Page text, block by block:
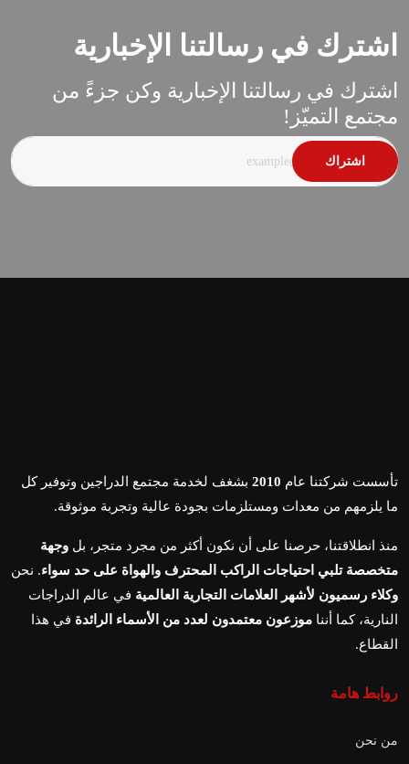
اشترك في رسالتنا الإخبارية
اشترك في رسالتنا الإخبارية وكن جزءً من
مجتمع التميّز!
اشتراك
تأسست شركتنا عام 2010 بشغف لخدمة مجتمع الدراجين وتوفير كل
ما يلزمهم من معدات ومستلزمات بجودة عالية وتجربة موثوقة.
منذ انطلاقتنا، حرصنا على أن نكون أكثر من مجرد متجر، بل وجهة
متخصصة تلبي احتياجات الراكب المحترف والهواة على حد سواء. نحن
وكلاء رسميون لأشهر العلامات التجارية العالمية في عالم الدراجات
النارية، كما أننا موزعون معتمدون لعدد من الأسماء الرائدة في هذا
القطاع.
روابط هامة
من نحن